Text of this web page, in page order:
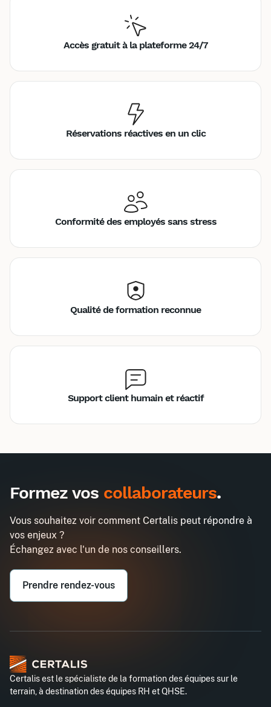
Accès gratuit à la plateforme 24/7
Réservations réactives en un clic
Conformité des employés sans stress
Qualité de formation reconnue
Support client humain et réactif
Réduire son empreinte carbone
Email professionnel*
Téléphone professionnel*
Formez vos collaborateurs.
Vous souhaitez voir comment Certalis peut répondre à
vos enjeux ?
Échangez avec l'un de nos conseillers.
Prendre rendez-vous
Certalis est le spécialiste de la formation des équipes sur le
terrain, à destination des équipes RH et QHSE.